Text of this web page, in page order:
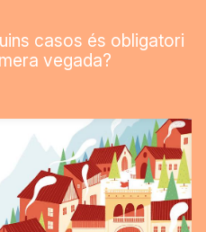
casos és obligatori
vegada?